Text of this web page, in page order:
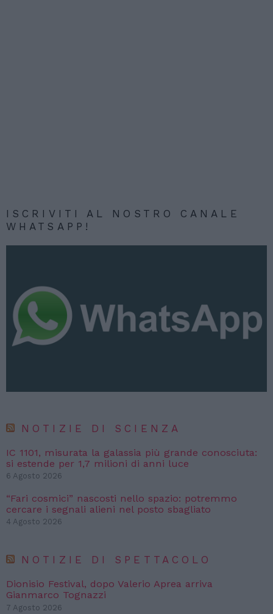
ISCRIVITI AL NOSTRO CANALE
WHATSAPP!
NOTIZIE DI SCIENZA
IC 1101, misurata la galassia più grande conosciuta:
si estende per 1,7 milioni di anni luce
6 Agosto 2026
“Fari cosmici” nascosti nello spazio: potremmo
cercare i segnali alieni nel posto sbagliato
4 Agosto 2026
NOTIZIE DI SPETTACOLO
Dionisio Festival, dopo Valerio Aprea arriva
Gianmarco Tognazzi
7 Agosto 2026